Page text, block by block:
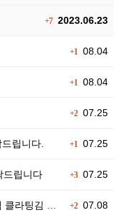
+72023.06.23
+1 08.04
+1 08.04
+207.25
+1 07.25
립니다.
+307.25
드립니다
+207.08
대처법입…